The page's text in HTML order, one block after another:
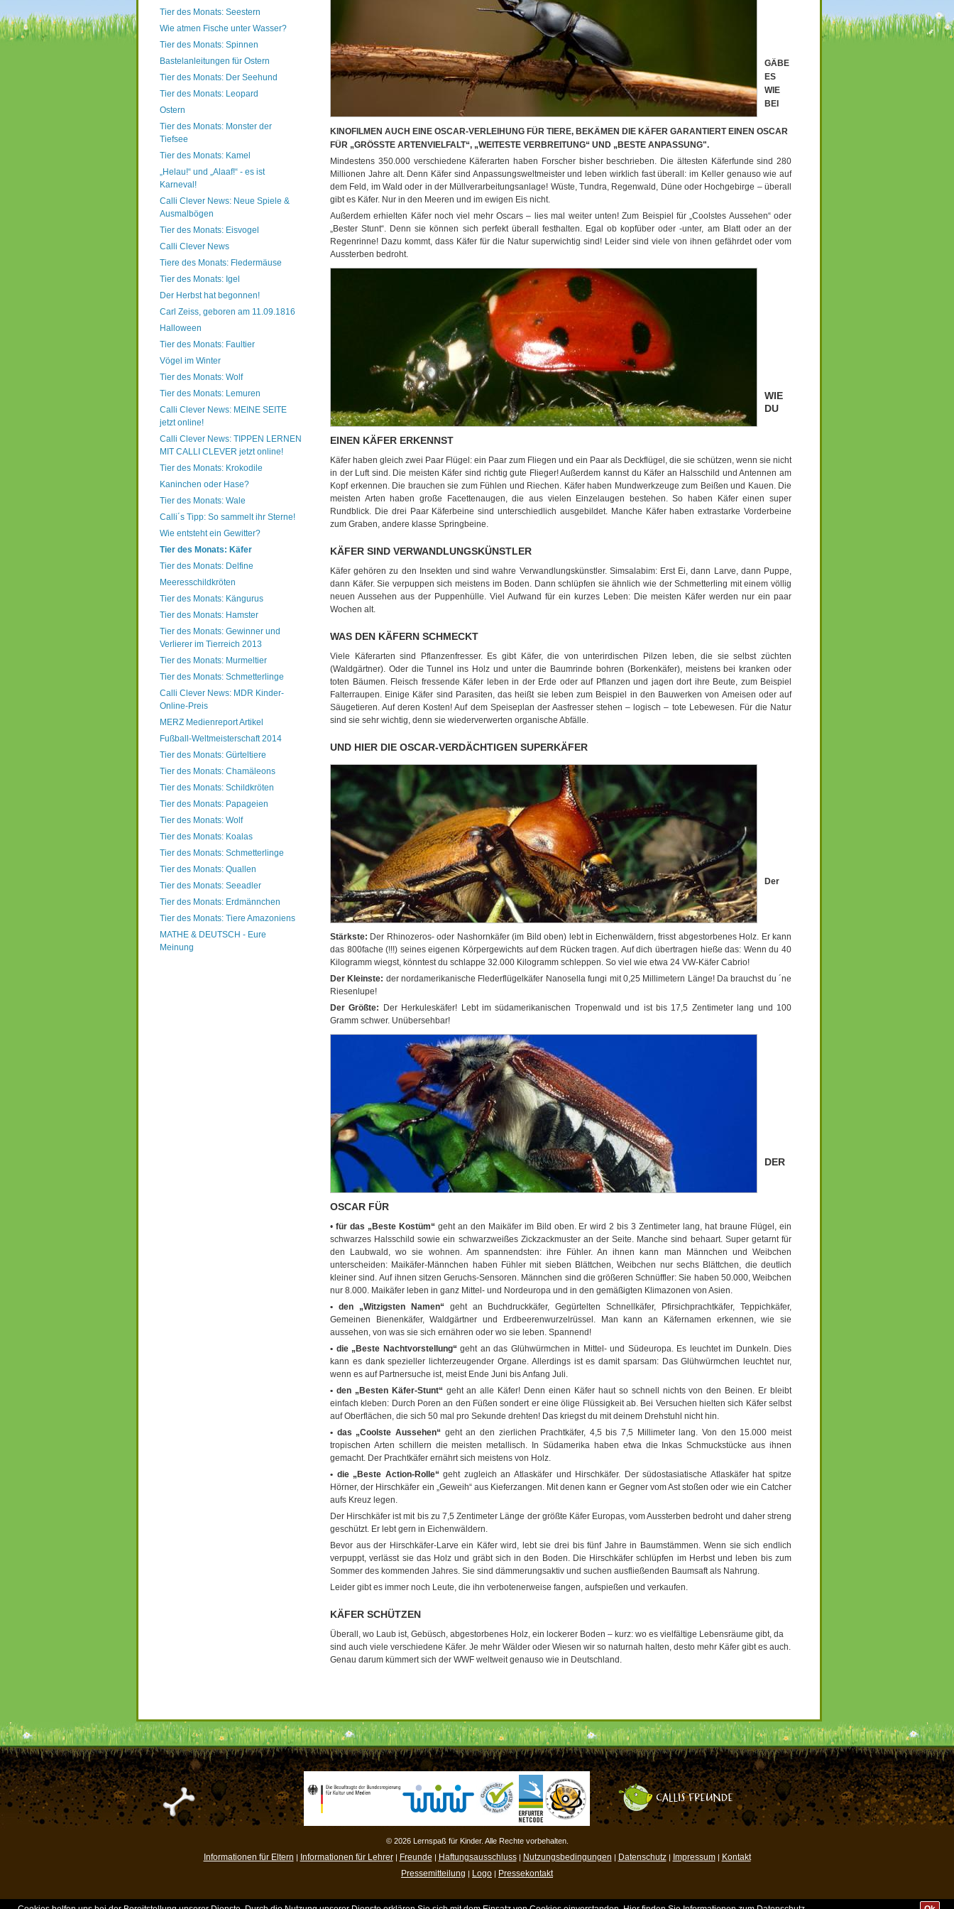
Tier des Monats: Seestern
Wie atmen Fische unter Wasser?
Tier des Monats: Spinnen
Bastelanleitungen für Ostern
Tier des Monats: Der Seehund
Tier des Monats: Leopard
Ostern
Tier des Monats: Monster der
Tiefsee
Tier des Monats: Kamel
„Helau!“ und „Alaaf!“ - es ist
Karneval!
Calli Clever News: Neue Spiele &
Ausmalbögen
Tier des Monats: Eisvogel
Calli Clever News
Tiere des Monats: Fledermäuse
Tier des Monats: Igel
Der Herbst hat begonnen!
Carl Zeiss, geboren am 11.09.1816
Halloween
Tier des Monats: Faultier
Vögel im Winter
Tier des Monats: Wolf
Tier des Monats: Lemuren
Calli Clever News: MEINE SEITE
jetzt online!
Calli Clever News: TIPPEN LERNEN
MIT CALLI CLEVER jetzt online!
Tier des Monats: Krokodile
Kaninchen oder Hase?
Tier des Monats: Wale
Calli´s Tipp: So sammelt ihr Sterne!
Wie entsteht ein Gewitter?
Tier des Monats: Käfer
Tier des Monats: Delfine
Meeresschildkröten
Tier des Monats: Kängurus
Tier des Monats: Hamster
Tier des Monats: Gewinner und
Verlierer im Tierreich 2013
Tier des Monats: Murmeltier
Tier des Monats: Schmetterlinge
Calli Clever News: MDR Kinder-
Online-Preis
MERZ Medienreport Artikel
Fußball-Weltmeisterschaft 2014
Tier des Monats: Gürteltiere
Tier des Monats: Chamäleons
Tier des Monats: Schildkröten
Tier des Monats: Papageien
Tier des Monats: Wolf
Tier des Monats: Koalas
Tier des Monats: Schmetterlinge
Tier des Monats: Quallen
Tier des Monats: Seeadler
Tier des Monats: Erdmännchen
Tier des Monats: Tiere Amazoniens
MATHE & DEUTSCH - Eure
Meinung
GÄBE
ES
WIE
BEI
KINOFILMEN AUCH EINE OSCAR-VERLEIHUNG FÜR TIERE, BEKÄMEN DIE KÄFER GARANTIERT EINEN OSCAR
FÜR „GRÖSSTE ARTENVIELFALT“, „WEITESTE VERBREITUNG“ UND „BESTE ANPASSUNG".
Mindestens 350.000 verschiedene Käferarten haben Forscher bisher beschrieben. Die ältesten Käferfunde sind 280
Millionen Jahre alt. Denn Käfer sind Anpassungsweltmeister und leben wirklich fast überall: im Keller genauso wie auf
dem Feld, im Wald oder in der Müllverarbeitungsanlage! Wüste, Tundra, Regenwald, Düne oder Hochgebirge – überall
gibt es Käfer. Nur in den Meeren und im ewigen Eis nicht.
Außerdem erhielten Käfer noch viel mehr Oscars – lies mal weiter unten! Zum Beispiel für „Coolstes Aussehen“ oder
„Bester Stunt“. Denn sie können sich perfekt überall festhalten. Egal ob kopfüber oder -unter, am Blatt oder an der
Regenrinne! Dazu kommt, dass Käfer für die Natur superwichtig sind! Leider sind viele von ihnen gefährdet oder vom
Aussterben bedroht.
WIE
DU
EINEN KÄFER ERKENNST
Käfer haben gleich zwei Paar Flügel: ein Paar zum Fliegen und ein Paar als Deckflügel, die sie schützen, wenn sie nicht
in der Luft sind. Die meisten Käfer sind richtig gute Flieger! Außerdem kannst du Käfer an Halsschild und Antennen am
Kopf erkennen. Die brauchen sie zum Fühlen und Riechen. Käfer haben Mundwerkzeuge zum Beißen und Kauen. Die
meisten Arten haben große Facettenaugen, die aus vielen Einzelaugen bestehen. So haben Käfer einen super
Rundblick. Die drei Paar Käferbeine sind unterschiedlich ausgebildet. Manche Käfer haben extrastarke Vorderbeine
zum Graben, andere klasse Springbeine.
KÄFER SIND VERWANDLUNGSKÜNSTLER
Käfer gehören zu den Insekten und sind wahre Verwandlungskünstler. Simsalabim: Erst Ei, dann Larve, dann Puppe,
dann Käfer. Sie verpuppen sich meistens im Boden. Dann schlüpfen sie ähnlich wie der Schmetterling mit einem völlig
neuen Aussehen aus der Puppenhülle. Viel Aufwand für ein kurzes Leben: Die meisten Käfer werden nur ein paar
Wochen alt.
WAS DEN KÄFERN SCHMECKT
Viele Käferarten sind Pflanzenfresser. Es gibt Käfer, die von unterirdischen Pilzen leben, die sie selbst züchten
(Waldgärtner). Oder die Tunnel ins Holz und unter die Baumrinde bohren (Borkenkäfer), meistens bei kranken oder
toten Bäumen. Fleisch fressende Käfer leben in der Erde oder auf Pflanzen und jagen dort ihre Beute, zum Beispiel
Falterraupen. Einige Käfer sind Parasiten, das heißt sie leben zum Beispiel in den Bauwerken von Ameisen oder auf
Säugetieren. Auf deren Kosten! Auf dem Speiseplan der Aasfresser stehen – logisch – tote Lebewesen. Für die Natur
sind sie sehr wichtig, denn sie wiederverwerten organische Abfälle.
UND HIER DIE OSCAR-VERDÄCHTIGEN SUPERKÄFER
Der
Stärkste: Der Rhinozeros- oder Nashornkäfer (im Bild oben) lebt in Eichenwäldern, frisst abgestorbenes Holz. Er kann
das 800fache (!!!) seines eigenen Körpergewichts auf dem Rücken tragen. Auf dich übertragen hieße das: Wenn du 40
Kilogramm wiegst, könntest du schlappe 32.000 Kilogramm schleppen. So viel wie etwa 24 VW-Käfer Cabrio!
Der Kleinste: der nordamerikanische Flederflügelkäfer Nanosella fungi mit 0,25 Millimetern Länge! Da brauchst du ´ne
Riesenlupe!
Der Größte:
Der Herkuleskäfer! Lebt im südamerikanischen Tropenwald und ist bis 17,5 Zentimeter lang und 100
Gramm schwer. Unübersehbar!
DER
OSCAR FÜR
• für das „Beste Kostüm“ geht an den Maikäfer im Bild oben. Er wird 2 bis 3 Zentimeter lang, hat braune Flügel, ein
schwarzes Halsschild sowie ein schwarzweißes Zickzackmuster an der Seite. Manche sind behaart. Super getarnt für
den Laubwald, wo sie wohnen. Am spannendsten: ihre Fühler. An ihnen kann man Männchen und Weibchen
unterscheiden: Maikäfer-Männchen haben Fühler mit sieben Blättchen, Weibchen nur sechs Blättchen, die deutlich
kleiner sind. Auf ihnen sitzen Geruchs-Sensoren. Männchen sind die größeren Schnüffler: Sie haben 50.000, Weibchen
nur 8.000. Maikäfer leben in ganz Mittel- und Nordeuropa und in den gemäßigten Klimazonen von Asien.
• den „Witzigsten Namen“ geht an Buchdruckkäfer, Gegürtelten Schnellkäfer, Pfirsichprachtkäfer, Teppichkäfer,
Gemeinen Bienenkäfer, Waldgärtner und Erdbeerenwurzelrüssel. Man kann an Käfernamen erkennen, wie sie
aussehen, von was sie sich ernähren oder wo sie leben. Spannend!
• die „Beste Nachtvorstellung“ geht an das Glühwürmchen in Mittel- und Südeuropa. Es leuchtet im Dunkeln. Dies
kann es dank spezieller lichterzeugender Organe. Allerdings ist es damit sparsam: Das Glühwürmchen leuchtet nur,
wenn es auf Partnersuche ist, meist Ende Juni bis Anfang Juli.
• den „Besten Käfer-Stunt“ geht an alle Käfer! Denn einen Käfer haut so schnell nichts von den Beinen. Er bleibt
einfach kleben: Durch Poren an den Füßen sondert er eine ölige Flüssigkeit ab. Bei Versuchen hielten sich Käfer selbst
auf Oberflächen, die sich 50 mal pro Sekunde drehten! Das kriegst du mit deinem Drehstuhl nicht hin.
• das „Coolste Aussehen“ geht an den zierlichen Prachtkäfer, 4,5 bis 7,5 Millimeter lang. Von den 15.000 meist
tropischen Arten schillern die meisten metallisch. In Südamerika haben etwa die Inkas Schmuckstücke aus ihnen
gemacht. Der Prachtkäfer ernährt sich meistens von Holz.
• die „Beste Action-Rolle“ geht zugleich an Atlaskäfer und Hirschkäfer. Der südostasiatische Atlaskäfer hat spitze
Hörner, der Hirschkäfer ein „Geweih“ aus Kieferzangen. Mit denen kann er Gegner vom Ast stoßen oder wie ein Catcher
aufs Kreuz legen.
Der Hirschkäfer ist mit bis zu 7,5 Zentimeter Länge der größte Käfer Europas, vom Aussterben bedroht und daher streng
geschützt. Er lebt gern in Eichenwäldern.
Bevor aus der Hirschkäfer-Larve ein Käfer wird, lebt sie drei bis fünf Jahre in Baumstämmen. Wenn sie sich endlich
verpuppt, verlässt sie das Holz und gräbt sich in den Boden. Die Hirschkäfer schlüpfen im Herbst und leben bis zum
Sommer des kommenden Jahres. Sie sind dämmerungsaktiv und suchen ausfließenden Baumsaft als Nahrung.
Leider gibt es immer noch Leute, die ihn verbotenerweise fangen, aufspießen und verkaufen.
KÄFER SCHÜTZEN
Überall, wo Laub ist, Gebüsch, abgestorbenes Holz, ein lockerer Boden – kurz: wo es vielfältige Lebensräume gibt, da
sind auch viele verschiedene Käfer. Je mehr Wälder oder Wiesen wir so naturnah halten, desto mehr Käfer gibt es auch.
Genau darum kümmert sich der WWF weltweit genauso wie in Deutschland.
© 2026 Lernspaß für Kinder. Alle Rechte vorbehalten.
Informationen für Eltern | Informationen für Lehrer| Freunde | Haftungsausschluss| Nutzungsbedingungen | Datenschutz| Impressum| Kontakt
Pressemitteilung | Logo | Pressekontakt